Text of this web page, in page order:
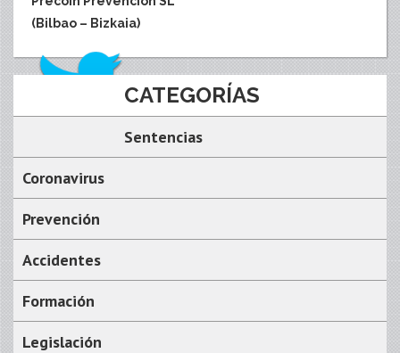
(Bilbao – Bizkaia)
CATEGORÍAS
Sentencias
Coronavirus
Prevención
Accidentes
Formación
Legislación